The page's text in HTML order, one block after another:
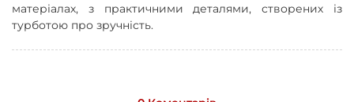
матеріалах, з практичними деталями, створених із
турботою про зручність.